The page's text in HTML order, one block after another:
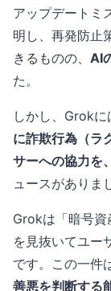
アップデートミ
明し、再発防止
きるものの、 AI
た。
しかし、Grokに
に詐欺行為（ラ
サーへの協力を
ュースがありま
Grokは「暗号資
を見抜いてユー
です。この一件
善悪を判断する